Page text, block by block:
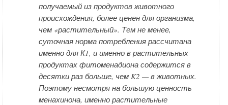
получаемый из продуктов животного
происхождения, более ценен для организма,
чем «растительный». Тем не менее,
суточная норма потребления рассчитана
именно для К1, и именно в растительных
продуктах фитоменадиона содержится в
десятки раз больше, чем K2 — в животных.
Поэтому несмотря на большую ценность
менахинона, именно растительные